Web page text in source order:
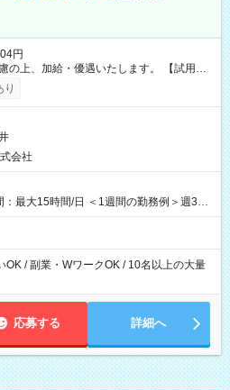
円
、加給・優遇いたします。 【試用期
り
会社
：最大15時間/日 ＜1週間の勤務例＞週3回
火・木・土・日 好きな時にお仕事
OK / 副業・WワークOK / 10名以上の大量
応募する 詳細へ